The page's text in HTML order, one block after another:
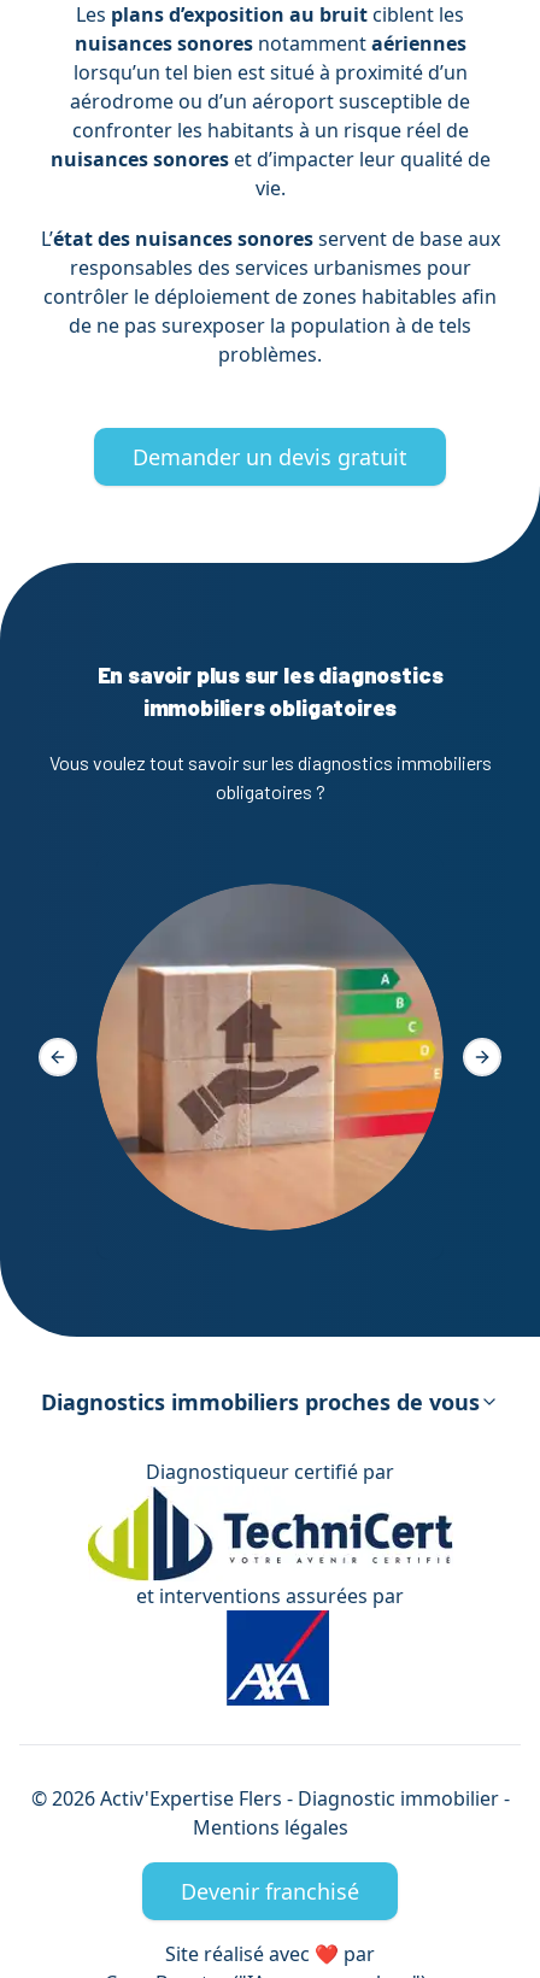
Les plans d’exposition au bruitciblent les
nuisances sonoresnotammentaériennes
lorsqu’un tel bien est situé à proximité d’un
aérodrome ou d’un aéroport susceptible de
confronter les habitants à un risque réel de
nuisances sonoreset d’impacter leur qualité de
vie.
L’état des nuisances sonoresservent de base aux
responsables des services urbanismes pour
contrôler le déploiement de zones habitables afin
de ne pas surexposer la population à de tels
problèmes.
Demander un devis gratuit
En savoir plus sur les diagnostics
immobiliers obligatoires
Vous voulez tout savoir sur les diagnostics immobiliers
obligatoires ?
énergétique
Slide précédente Slide
Diagnostics immobiliers proches de vous
Diagnostiqueur certifié par
et interventions assurées par
©2026Activ'Expertise Flers - Diagnostic immobilier -
Mentions légales
Devenir franchisé
Site réalisé avec ❤️ par